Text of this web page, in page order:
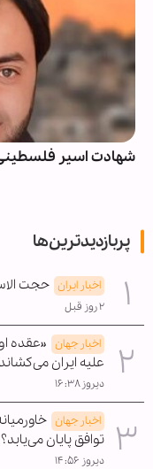
شهادت اسیر
پربازدیدترین‌ها
اخبار ایران حجت
۲ روز قبل
اخبار جهان «عقده
علیه ایران
دیروز ۱۶:۳۸
اخبار جهان
توافق پایان می‌یابد؟
دیروز ۱۴:۵۶